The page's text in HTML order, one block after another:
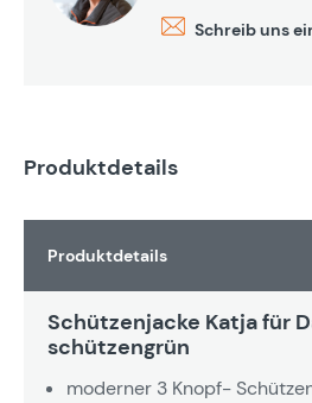
Schreib uns
Produktdetails
Produktdetails
Schützenjacke Katja für
schützengrün
moderner 3 Knopf-